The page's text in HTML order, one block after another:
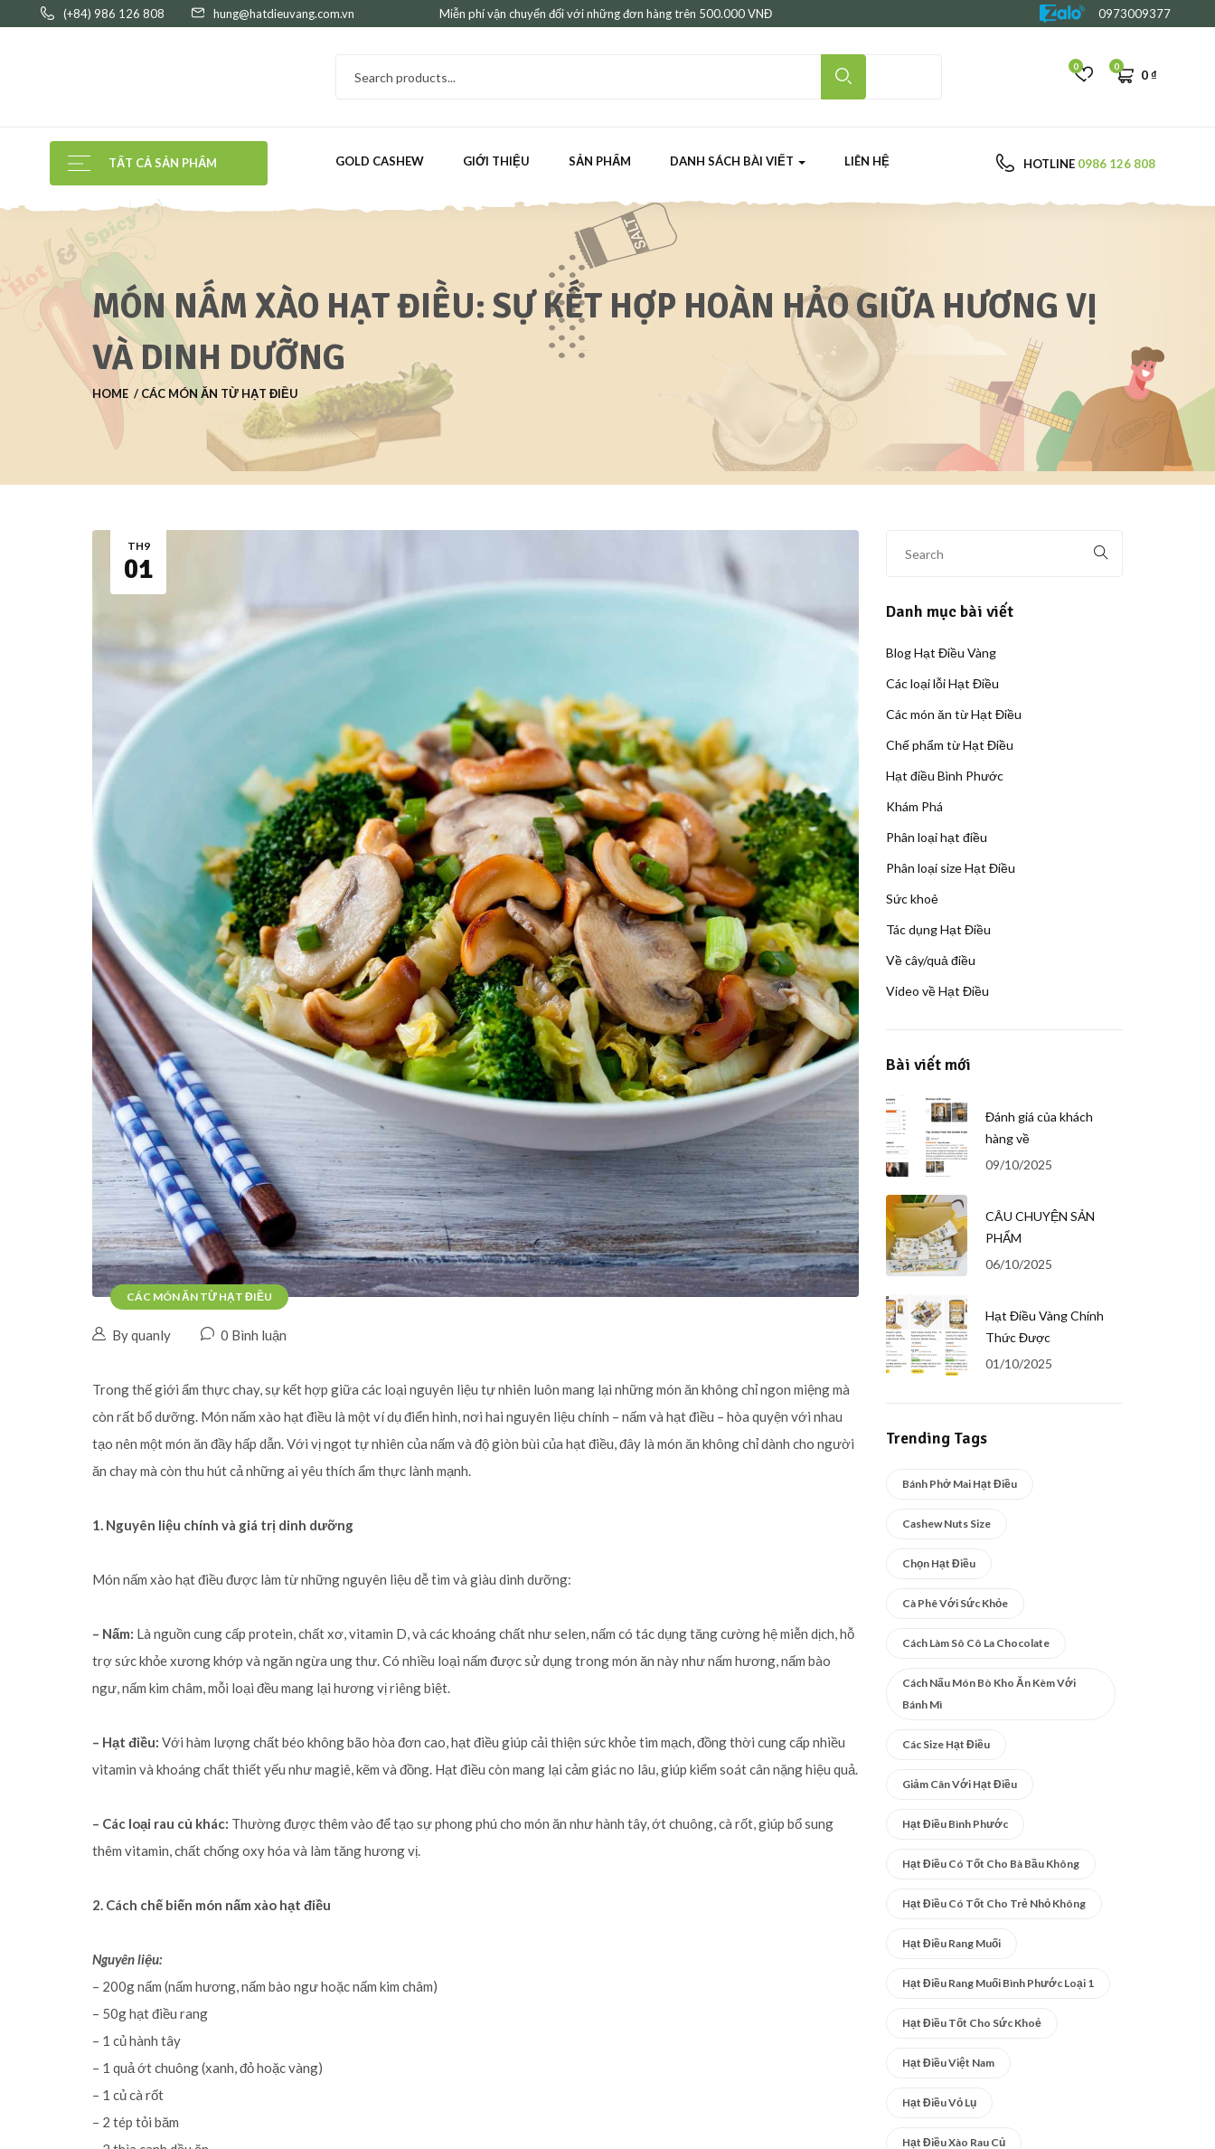
(+84) 986 126 808 hung@hatdieuvang.com.vn Miễn phí vận chuyển đối với những đơn hàng trên 500.000 VNĐ 0973009377
0
0₫
0
TẤT CẢ SẢN PHẨM GOLD CASHEW GIỚI THIỆU SẢN PHẨM DANH SÁCH BÀI VIẾT LIÊN HỆ HOTLINE 0986 126 808
MÓN NẤM XÀO HẠT ĐIỀU: SỰ KẾT HỢP HOÀN HẢO GIỮA HƯƠNG VỊ
VÀ DINH DƯỠNG
HOME CÁC MÓN ĂN TỪ HẠT ĐIỀU
CÁC MÓN ĂN TỪ HẠT ĐIỀU
TH9
01
By quanly 0 Bình luận
Trong thế giới ẩm thực chay, sự kết hợp giữa các loại nguyên liệu tự nhiên luôn mang lại những món ăn không chỉ ngon miệng mà
còn rất bổ dưỡng. Món nấm xào hạt điều là một ví dụ điển hình, nơi hai nguyên liệu chính – nấm và hạt điều – hòa quyện với nhau
tạo nên một món ăn đầy hấp dẫn. Với vị ngọt tự nhiên của nấm và độ giòn bùi của hạt điều, đây là món ăn không chỉ dành cho người
ăn chay mà còn thu hút cả những ai yêu thích ẩm thực lành mạnh.
1. Nguyên liệu chính và giá trị dinh dưỡng
Món nấm xào hạt điều được làm từ những nguyên liệu dễ tìm và giàu dinh dưỡng:
– Nấm: Là nguồn cung cấp protein, chất xơ, vitamin D, và các khoáng chất như selen, nấm có tác dụng tăng cường hệ miễn dịch, hỗ
trợ sức khỏe xương khớp và ngăn ngừa ung thư. Có nhiều loại nấm được sử dụng trong món ăn này như nấm hương, nấm bào
ngư, nấm kim châm, mỗi loại đều mang lại hương vị riêng biệt.
– Hạt điều: Với hàm lượng chất béo không bão hòa đơn cao, hạt điều giúp cải thiện sức khỏe tim mạch, đồng thời cung cấp nhiều
vitamin và khoáng chất thiết yếu như magiê, kẽm và đồng. Hạt điều còn mang lại cảm giác no lâu, giúp kiểm soát cân nặng hiệu quả.
– Các loại rau củ khác: Thường được thêm vào để tạo sự phong phú cho món ăn như hành tây, ớt chuông, cà rốt, giúp bổ sung
thêm vitamin, chất chống oxy hóa và làm tăng hương vị.
2. Cách chế biến món nấm xào hạt điều
Nguyên liệu:
– 200g nấm (nấm hương, nấm bào ngư hoặc nấm kim châm)
– 50g hạt điều rang
– 1 củ hành tây
– 1 quả ớt chuông (xanh, đỏ hoặc vàng)
– 1 củ cà rốt
– 2 tép tỏi băm
Danh mục bài viết
Blog Hạt Điều Vàng
Các loại lỗi Hạt Điều
Các món ăn từ Hạt Điều
Chế phẩm từ Hạt Điều
Hạt điều Bình Phước
Khám Phá
Phân loại hạt điều
Phân loại size Hạt Điều
Sức khoẻ
Tác dụng Hạt Điều
Về cây/quả điều
Video về Hạt Điều
Bài viết mới
Đánh giá của khách
hàng về
09/10/2025
CÂU CHUYỆN SẢN
PHẨM
06/10/2025
Hạt Điều Vàng Chính
Thức Được
01/10/2025
Trending Tags
Bánh Phở Mai Hạt Điều
Cashew Nuts Size
Chọn Hạt Điều
Cà Phê Với Sức Khỏe
Cách Làm Sô Cô La Chocolate
Cách Nấu Món Bò Kho Ăn Kèm Với
Bánh Mì
Các Size Hạt Điều
Giảm Cân Với Hạt Điều
Hạt Điều Bình Phước
Hạt Điều Có Tốt Cho Bà Bầu Không
Hạt Điều Có Tốt Cho Trẻ Nhỏ Không
Hạt Điều Rang Muối
Hạt Điều Rang Muối Bình Phước Loại 1
Hạt Điều Tốt Cho Sức Khoẻ
Hạt Điều Việt Nam
Hạt Điều Vỏ Lụ
Hạt Điều Xào Rau Củ